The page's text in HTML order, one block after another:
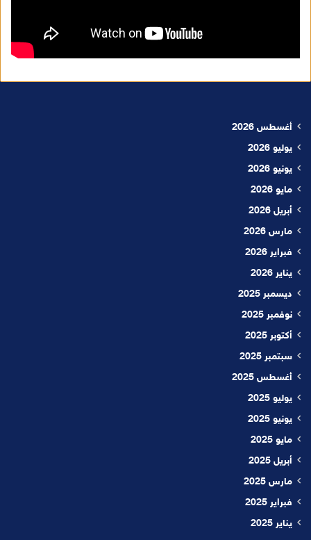
أغسطس 2026
يوليو 2026
يونيو 2026
مايو 2026
أبريل 2026
مارس 2026
فبراير 2026
يناير 2026
ديسمبر 2025
نوفمبر 2025
أكتوبر 2025
سبتمبر 2025
أغسطس 2025
يوليو 2025
يونيو 2025
مايو 2025
أبريل 2025
مارس 2025
فبراير 2025
يناير 2025